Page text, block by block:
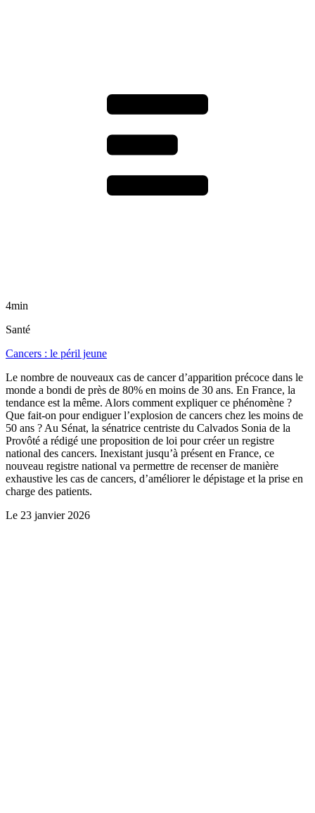
4min
Santé
Cancers : le péril jeune
Le nombre de nouveaux cas de cancer d’apparition précoce dans le
monde a bondi de près de 80% en moins de 30 ans. En France, la
tendance est la même. Alors comment expliquer ce phénomène ?
Que fait-on pour endiguer l’explosion de cancers chez les moins de
50 ans ? Au Sénat, la sénatrice centriste du Calvados Sonia de la
Provôté a rédigé une proposition de loi pour créer un registre
national des cancers. Inexistant jusqu’à présent en France, ce
nouveau registre national va permettre de recenser de manière
exhaustive les cas de cancers, d’améliorer le dépistage et la prise en
charge des patients.
Le 23 janvier 2026